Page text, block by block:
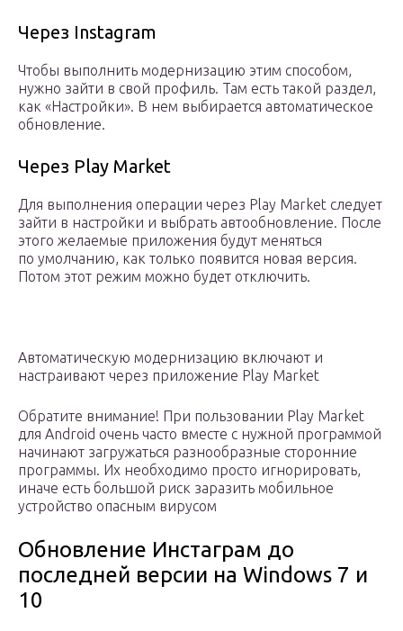
Через Instagram
Чтобы выполнить модернизацию этим способом,
нужно зайти в свой профиль. Там есть такой раздел,
как «Настройки». В нем выбирается автоматическое
обновление.
Через Play Market
Для выполнения операции через Play Market следует
зайти в настройки и выбрать автообновление. После
этого желаемые приложения будут меняться
по умолчанию, как только появится новая версия.
Потом этот режим можно будет отключить.
Автоматическую модернизацию включают и
настраивают через приложение Play Market
Обратите внимание! При пользовании Play Market
для Android очень часто вместе с нужной программой
начинают загружаться разнообразные сторонние
программы. Их необходимо просто игнорировать,
иначе есть большой риск заразить мобильное
устройство опасным вирусом
Обновление Инстаграм до
последней версии на Windows 7 и
10